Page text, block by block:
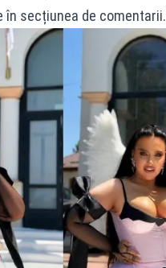
în secțiunea de comentarii.